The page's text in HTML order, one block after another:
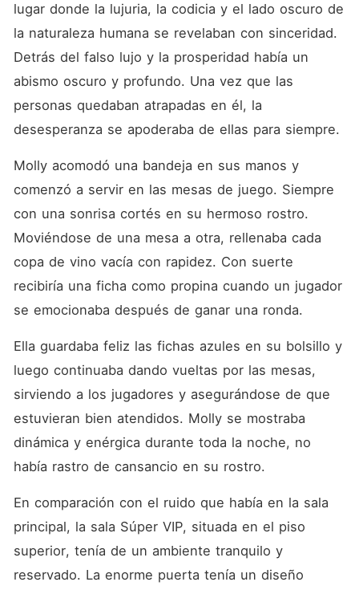
lugar donde la lujuria, la codicia y el lado oscuro de
la naturaleza humana se revelaban con sinceridad.
Detrás del falso lujo y la prosperidad había un
abismo oscuro y profundo. Una vez que las
personas quedaban atrapadas en él, la
desesperanza se apoderaba de ellas para siempre.
Molly acomodó una bandeja en sus manos y
comenzó a servir en las mesas de juego. Siempre
con una sonrisa cortés en su hermoso rostro.
Moviéndose de una mesa a otra, rellenaba cada
copa de vino vacía con rapidez. Con suerte
recibiría una ficha como propina cuando un jugador
se emocionaba después de ganar una ronda.
Ella guardaba feliz las fichas azules en su bolsillo y
luego continuaba dando vueltas por las mesas,
sirviendo a los jugadores y asegurándose de que
estuvieran bien atendidos. Molly se mostraba
dinámica y enérgica durante toda la noche, no
había rastro de cansancio en su rostro.
En comparación con el ruido que había en la sala
principal, la sala Súper VIP, situada en el piso
superior, tenía de un ambiente tranquilo y
reservado. La enorme puerta tenía un diseño